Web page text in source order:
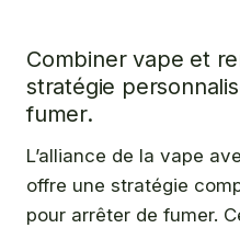
Combiner vape et
stratégie
fumer.
L’alliance de la vape
offre une stratégie
pour arrêter de fumer.